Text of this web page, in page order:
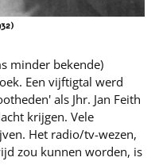
minder bekende)
Een vijftigtal werd
als Jhr. Jan Feith
krijgen. Vele
Het radio/tv-wezen,
zou kunnen worden, is